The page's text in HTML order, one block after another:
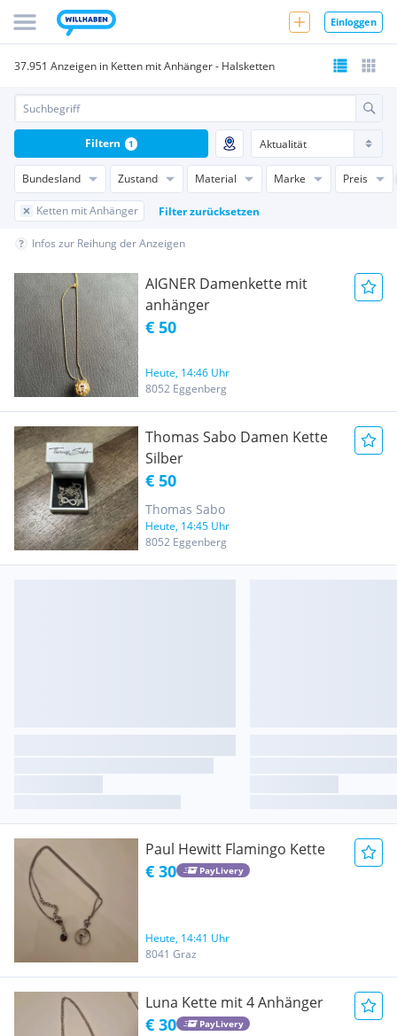
Einloggen
37.951 Anzeigen in Ketten mit Anhänger - Halsketten
Bundesland Zustand Material Marke Preis
Ketten mit Anhänger Filter zurücksetzen
Filtern 1
Infos zur Reihung der Anzeigen
AIGNER Damenkette mit
anhänger
€ 50
Heute, 14:46 Uhr
8052 Eggenberg
Thomas Sabo Damen Kette
Silber
€ 50
Thomas Sabo
Heute, 14:45 Uhr
8052 Eggenberg
Paul Hewitt Flamingo Kette
€ 30 PayLivery
Heute, 14:41 Uhr
8041 Graz
Luna Kette mit 4 Anhänger
€ 30 PayLivery